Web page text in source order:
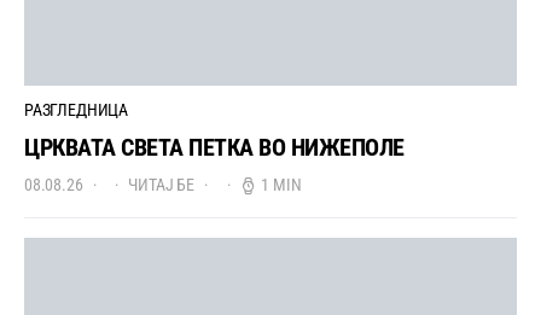
РАЗГЛЕДНИЦА
ЦРКВАТА СВЕТА ПЕТКА ВО НИЖЕПОЛЕ
08.08.26 ЧИТАЈ БЕ 1 MIN